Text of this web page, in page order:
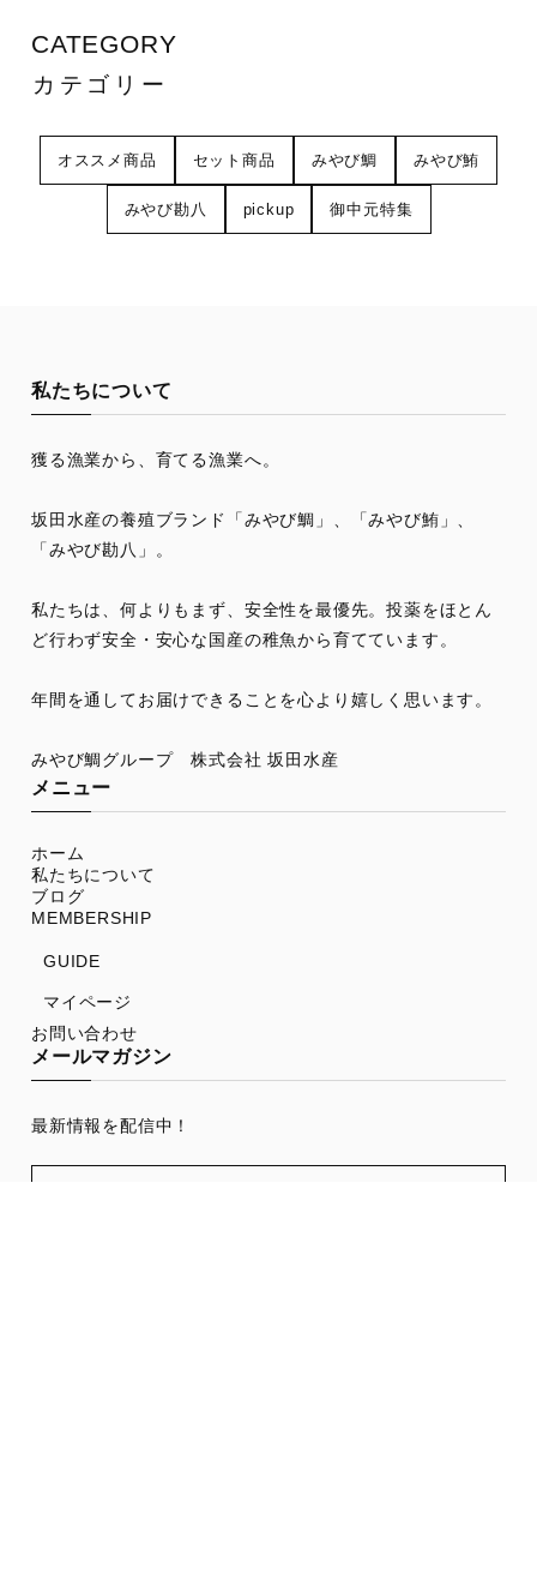
CATEGORY
カテゴリー
オススメ商品 セット商品 みやび鯛 みやび鮪
みやび勘八 pickup 御中元特集
私たちについて
獲る漁業から、育てる漁業へ。
坂田水産の養殖ブランド「みやび鯛」、「みやび鮪」、
「みやび勘八」。
私たちは、何よりもまず、安全性を最優先。投薬をほとん
ど行わず安全・安心な国産の稚魚から育てています。
年間を通してお届けできることを心より嬉しく思います。
メニュー
ホーム
私たちについて
ブログ
MEMBERSHIP
GUIDE
マイページ
お問い合わせ
メールマガジン
最新情報を配信中！